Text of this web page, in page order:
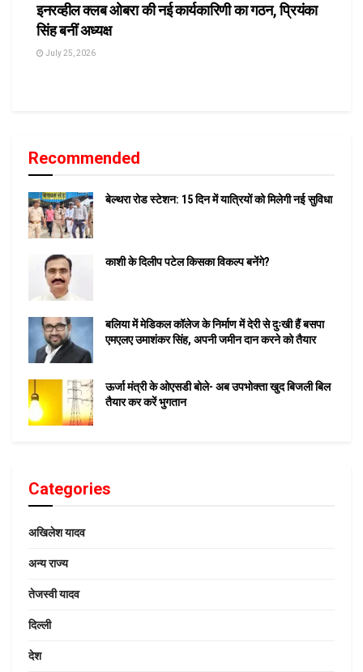
इनरव्हील क्लब ओबरा की नई कार्यकारिणी का गठन, प्रियंका
सिंह बनीं अध्यक्ष
July 25, 2026
Recommended
बेल्थरा रोड स्टेशन: 15 दिन में यात्रियों को मिलेगी नई सुविधा
काशी के दिलीप पटेल किसका विकल्प बनेंगे?
बलिया में मेडिकल कॉलेज के निर्माण में देरी से दुःखी हैं बसपा
एमएलए उमाशंकर सिंह, अपनी जमीन दान करने को तैयार
ऊर्जा मंत्री के ओएसडी बोले- अब उपभोक्ता खुद बिजली बिल
तैयार कर करें भुगतान
Categories
अखिलेश यादव
अन्य राज्य
तेजस्वी यादव
दिल्ली
देश